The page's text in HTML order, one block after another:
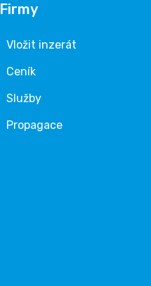
Firmy
Vložit inzerát
Ceník
Služby
Propagace